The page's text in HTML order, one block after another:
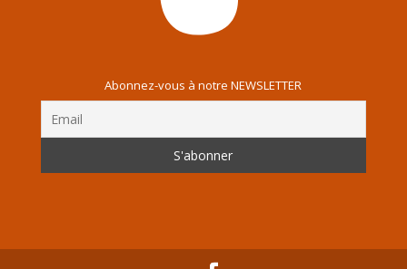
Abonnez-vous à notre NEWSLETTER